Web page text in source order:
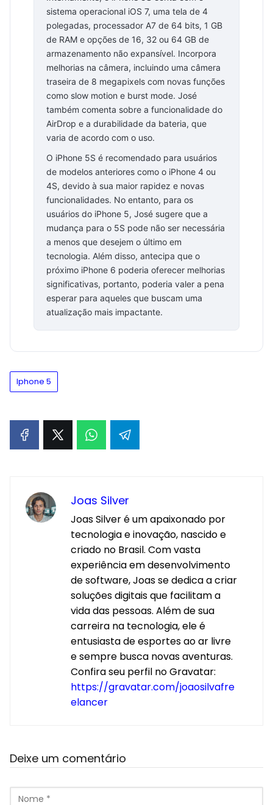
sistema operacional iOS 7, uma tela de 4
polegadas, processador A7 de 64 bits, 1 GB
de RAM e opções de 16, 32 ou 64 GB de
armazenamento não expansível. Incorpora
melhorias na câmera, incluindo uma câmera
traseira de 8 megapixels com novas funções
como slow motion e burst mode. José
também comenta sobre a funcionalidade do
AirDrop e a durabilidade da bateria, que
varia de acordo com o uso.
O iPhone 5S é recomendado para usuários
de modelos anteriores como o iPhone 4 ou
4S, devido à sua maior rapidez e novas
funcionalidades. No entanto, para os
usuários do iPhone 5, José sugere que a
mudança para o 5S pode não ser necessária
a menos que desejem o último em
tecnologia. Além disso, antecipa que o
próximo iPhone 6 poderia oferecer melhorias
significativas, portanto, poderia valer a pena
esperar para aqueles que buscam uma
atualização mais impactante.
Iphone 5
Joas Silver
Joas Silver é um apaixonado por
tecnologia e inovação, nascido e
criado no Brasil. Com vasta
experiência em desenvolvimento
de software, Joas se dedica a criar
soluções digitais que facilitam a
vida das pessoas. Além de sua
carreira na tecnologia, ele é
entusiasta de esportes ao ar livre
e sempre busca novas aventuras.
Confira seu perfil no Gravatar:
https://gravatar.com/joaosilvafre
elancer
Deixe um comentário